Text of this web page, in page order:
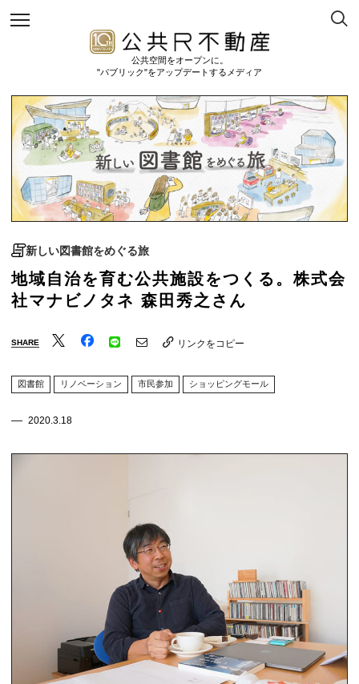
公共空間をオープンに。
"パブリック"をアップデートするメディア
新しい図書館をめぐる旅
地域自治を育む公共施設をつくる。株式会
社マナビノタネ 森田秀之さん
SHARE リンクをコピー
図書館 リノベーション 市民参加 ショッピングモール
2020.3.18